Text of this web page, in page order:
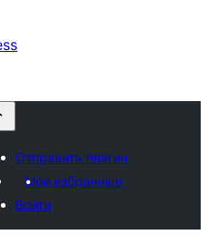
Отправить плагин
Мои избранные
Войти